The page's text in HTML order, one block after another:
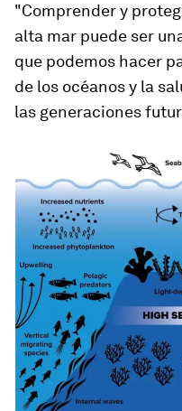
"Comprender y
alta mar puede ser
que podemos hacer
de los océanos y la
las generaciones